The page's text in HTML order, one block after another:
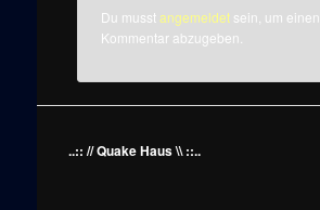
Du musstangemeldetsein, um einen
Kommentar abzugeben.
..:: // Quake Haus \\ ::..